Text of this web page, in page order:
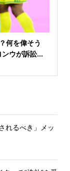
何を偉そう
ウが訴訟...
れるべき」メッ